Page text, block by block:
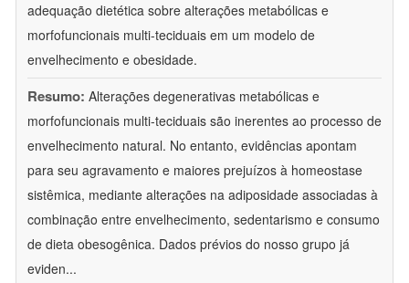
adequação dietética sobre alterações metabólicas e
morfofuncionais multi-teciduais em um modelo de
envelhecimento e obesidade.
Resumo: Alterações degenerativas metabólicas e
morfofuncionais multi-teciduais são inerentes ao processo de
envelhecimento natural. No entanto, evidências apontam
para seu agravamento e maiores prejuízos à homeostase
sistêmica, mediante alterações na adiposidade associadas à
combinação entre envelhecimento, sedentarismo e consumo
de dieta obesogênica. Dados prévios do nosso grupo já
eviden...